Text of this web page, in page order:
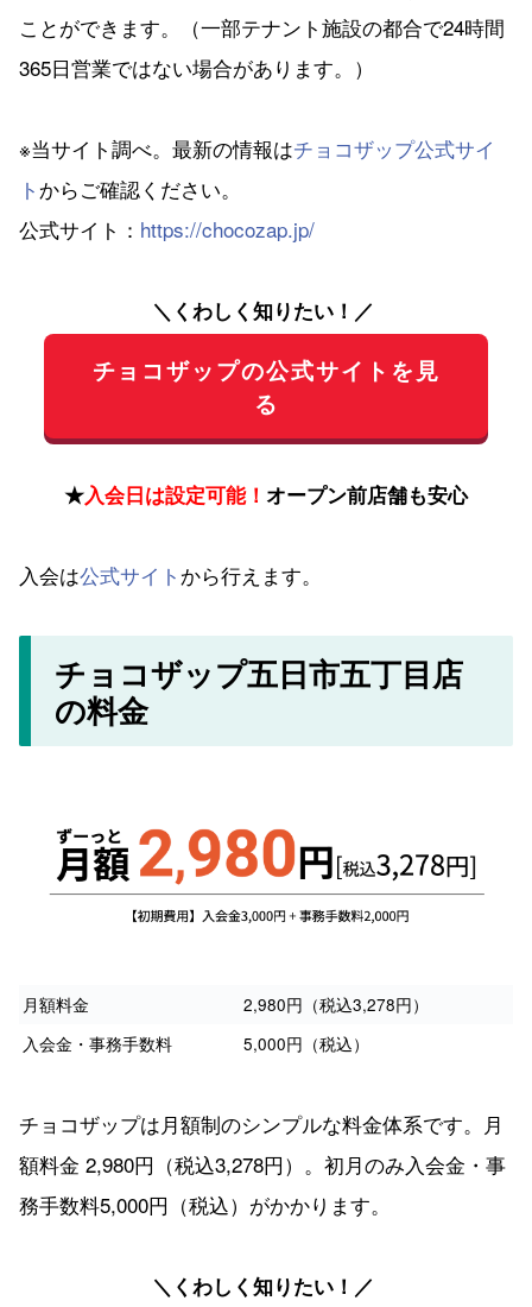
ことができます。（一部テナント施設の都合で24時間
365日営業ではない場合があります。）
※当サイト調べ。最新の情報はチョコザップ公式サイ
ト からご確認ください。
公式サイト： https://chocozap.jp/
＼くわしく知りたい！／
チョコザップの公式サイトを見
る
★入会日は設定可能！ オープン前店舗も安心
入会は公式サイト から行えます。
チョコザップ五日市五丁目店
の料金
月額料金
2,980円（税込3,278円）
入会金・事務手数料
5,000円（税込）
チョコザップは月額制のシンプルな料金体系です。月
額料金 2,980円（税込3,278円）。初月のみ入会金・事
務手数料5,000円（税込）がかかります。
＼くわしく知りたい！／